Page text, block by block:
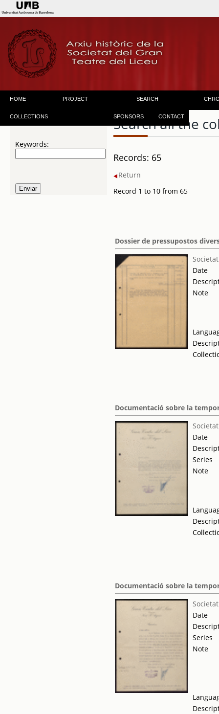
HOME PROJECT SEARCH
COLLECTIONS SPONSORS CONTACT
Keywords:
Search all the
Records: 65
Return
Record 1 to 10 from 65
Dossier de pressupostos
Date
Note
Documentació sobre la
Date
Series
Note
Documentació sobre la
Date
Series
Note